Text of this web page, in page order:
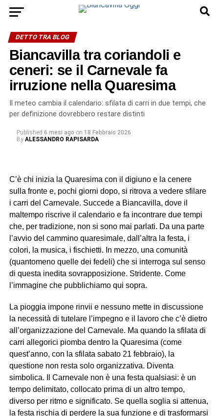
DETTO TRA BLOG
Biancavilla tra coriandoli e
ceneri: se il Carnevale fa
irruzione nella Quaresima
Il meteo cambia il calendario: sfilata di carri in due tempi, che
per definizione dovrebbero restare distinti
Published 6 mesi ago on 18 Febbraio 2026
By ALESSANDRO RAPISARDA
C’è chi inizia la Quaresima con il digiuno e la cenere
sulla fronte e, pochi giorni dopo, si ritrova a vedere sfilare
i carri del Carnevale. Succede a Biancavilla, dove il
maltempo riscrive il calendario e fa incontrare due tempi
che, per tradizione, non si sono mai parlati. Da una parte
l’avvio del cammino quaresimale, dall’altra la festa, i
colori, la musica, i fischietti. In mezzo, una comunità
(quantomeno quelle dei fedeli) che si interroga sul senso
di questa inedita sovrapposizione. Stridente. Come
l’immagine che pubblichiamo qui sopra.
La pioggia impone rinvii e nessuno mette in discussione
la necessità di tutelare l’impegno e il lavoro che c’è dietro
all’organizzazione del Carnevale. Ma quando la sfilata di
carri allegorici piomba dentro la Quaresima (come
quest’anno, con la sfilata sabato 21 febbraio), la
questione non resta solo organizzativa. Diventa
simbolica. Il Carnevale non è una festa qualsiasi: è un
tempo delimitato, collocato prima di un altro tempo,
diverso per ritmo e significato. Se quella soglia si attenua,
la festa rischia di perdere la sua funzione e di trasformarsi